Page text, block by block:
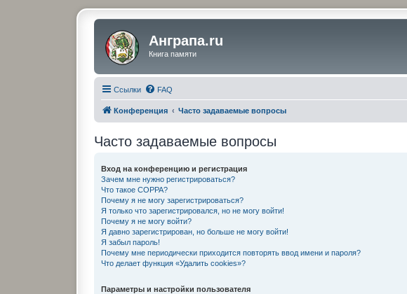
Анграпа.ru
Книга памяти
Ссылки FAQ
Конференция Часто задаваемые вопросы
Часто задаваемые вопросы
Вход на конференцию и регистрация
Зачем мне нужно регистрироваться?
Что такое COPPA?
Почему я не могу зарегистрироваться?
Я только что зарегистрировался, но не могу войти!
Почему я не могу войти?
Я давно зарегистрирован, но больше не могу войти!
Я забыл пароль!
Почему мне периодически приходится повторять ввод имени и пароля?
Что делает функция «Удалить cookies»?
Параметры и настройки пользователя